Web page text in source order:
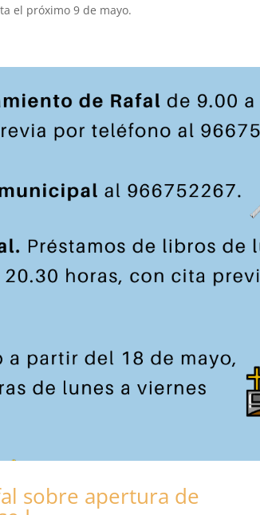
el próximo 9 de mayo.
sobre apertura de